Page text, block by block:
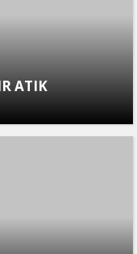
ATIK